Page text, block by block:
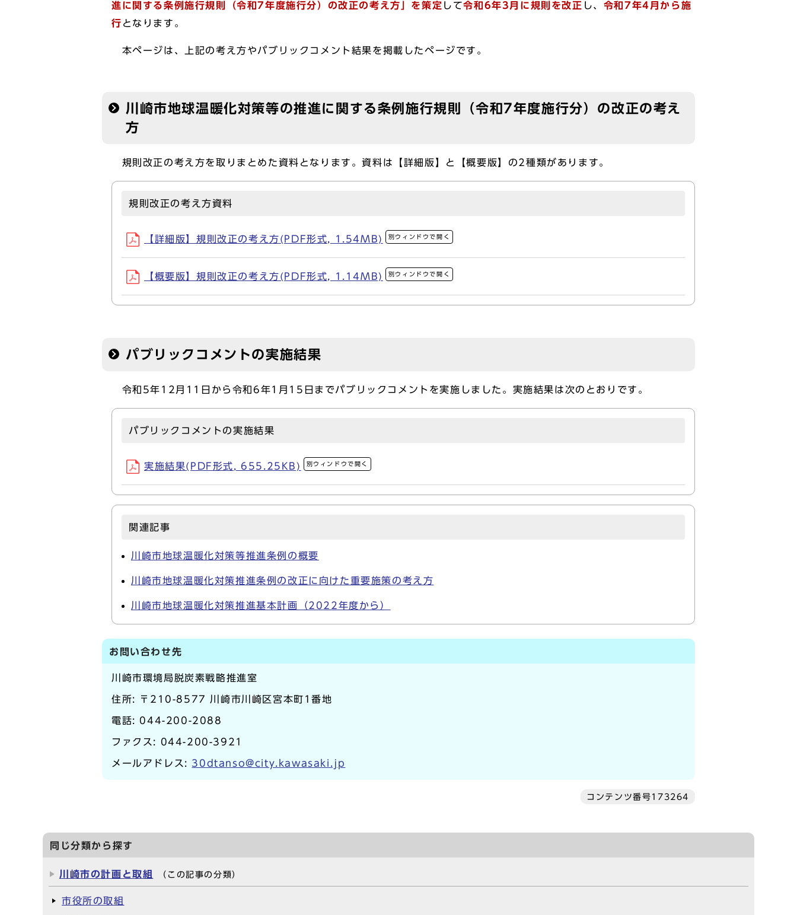
進に関する条例施行規則（令和7年度施行分）の改正の考え方
」を策定 して令和6年3月に規則を改正 し、 令和7年4月から施
行 となります。
本ページは、上記の考え方やパブリックコメント結果を掲載したページです。
川崎市地球温暖化対策等の推進に関する条例施行規則（令和7年度施行分）の改正の考え
方
規則改正の考え方を取りまとめた資料となります。資料は【詳細版】と【概要版】の2種類があります。
規則改正の考え方資料
【詳細版】規則改正の考え方(PDF形式, 1.54MB) 別ウィンドウで開く
【概要版】規則改正の考え方(PDF形式, 1.14MB) 別ウィンドウで開く
パブリックコメントの実施結果
令和5年12月11日から令和6年1月15日までパブリックコメントを実施しました。実施結果は次のとおりです。
パブリックコメントの実施結果
実施結果(PDF形式, 655.25KB) 別ウィンドウで開く
関連記事
川崎市地球温暖化対策等推進条例の概要
川崎市地球温暖化対策推進条例の改正に向けた重要施策の考え方
川崎市地球温暖化対策推進基本計画（2022年度から）
お問い合わせ先
川崎市環境局脱炭素戦略推進室
住所: 〒210-8577 川崎市川崎区宮本町1番地
電話: 044-200-2088
ファクス: 044-200-3921
メールアドレス: 30dtanso@city.kawasaki.jp
コンテンツ番号173264
同じ分類から探す
川崎市の計画と取組 （この記事の分類）
市役所の取組